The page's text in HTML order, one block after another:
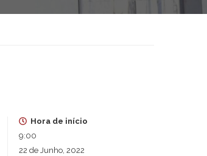
Hora de início
9:00
22 de Junho, 2022